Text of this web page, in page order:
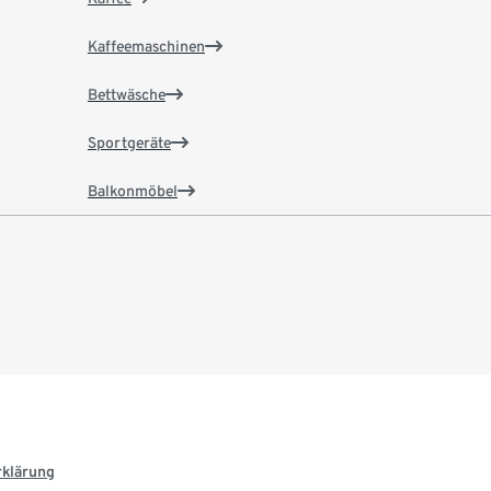
Kaffeemaschinen
Bettwäsche
Sportgeräte
Balkonmöbel